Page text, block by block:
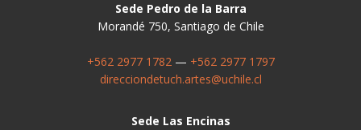
Sede Pedro de la Barra
Morandé 750, Santiago de Chile
+562 2977 1782— +562 2977 1797
direcciondetuch.artes@uchile.cl
Sede Las Encinas